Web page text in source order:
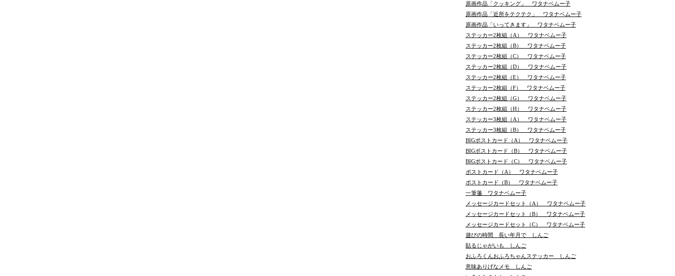
原画作品「クッキング」 ワタナベムー子
原画作品「近所をテクテク」 ワタナベムー子
原画作品「いってきます」 ワタナベムー子
ステッカー2枚組（A） ワタナベムー子
ステッカー2枚組（B） ワタナベムー子
ステッカー2枚組（C） ワタナベムー子
ステッカー2枚組（D） ワタナベムー子
ステッカー2枚組（E） ワタナベムー子
ステッカー2枚組（F） ワタナベムー子
ステッカー2枚組（G） ワタナベムー子
ステッカー2枚組（H） ワタナベムー子
ステッカー3枚組（A） ワタナベムー子
ステッカー3枚組（B） ワタナベムー子
BIGポストカード（A） ワタナベムー子
BIGポストカード（B） ワタナベムー子
BIGポストカード（C） ワタナベムー子
ポストカード（A） ワタナベムー子
ポストカード（B） ワタナベムー子
一筆箋 ワタナベムー子
メッセージカードセット（A） ワタナベムー子
メッセージカードセット（B） ワタナベムー子
メッセージカードセット（C） ワタナベムー子
遊びの時間 長い年月で しんご
貼るじゃがいも しんご
おふろくんおふろちゃんステッカー しんご
意味ありげなメモ しんご